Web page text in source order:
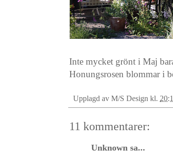
Inte mycket grönt i Maj
Honungsrosen blommar i
Upplagd av M/S Design kl.
11 kommentarer:
Unknown sa...